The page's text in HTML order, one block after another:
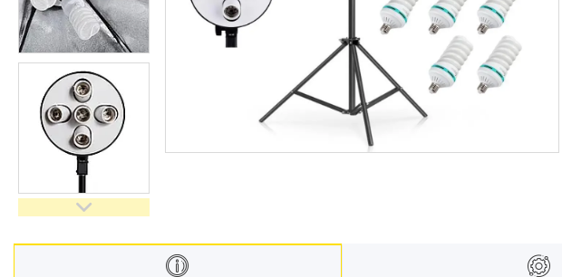
Лайтбокси, фотобокси
Кільцеві лампи, товари для
блогерів
Світлодіодні LED-панель,
відеосвітло
Підсвічування, накамерне
світло
Штативи для фотоапаратів і
відеокамер
Стедіками, стабілізатори
Моноподи